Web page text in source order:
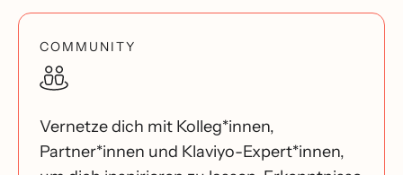
COMMUNITY
Vernetze dich mit Kolleg*innen,
Partner*innen und Klaviyo-Expert*innen,